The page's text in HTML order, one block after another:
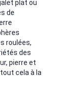
plat ou
de
roulées,
des
pierre et
cela à la